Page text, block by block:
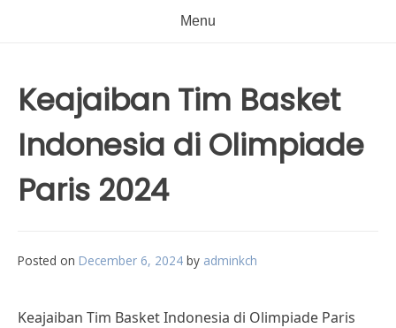
Menu
Keajaiban Tim Basket
Indonesia di Olimpiade
Paris 2024
Posted on December 6, 2024 by adminkch
Keajaiban Tim Basket Indonesia di Olimpiade Paris